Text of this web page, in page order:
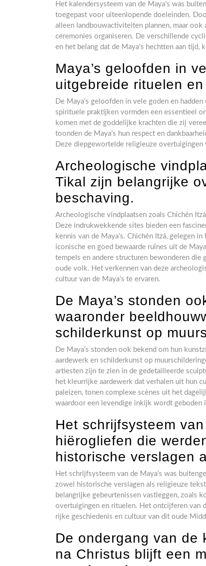
Het kalendersysteem van de Maya’s was
toegepast voor uiteenlopende doeleinden.
alleen landbouwactiviteiten plannen, maar
ceremonies organiseren. De verschillende
en het belang dat de Maya’s hechtten aan
Maya’s geloofden in
uitgebreide rituelen
De Maya’s geloofden in vele goden en
spirituele praktijken vormden een essentieel
komen met de goddelijke krachten die zij
toonden de Maya’s hun respect en
Deze diepgewortelde religieuze
Archeologische
Tikal zijn belangrijke
beschaving.
Archeologische vindplaatsen zoals Chichén
Deze indrukwekkende sites bieden een
kennis van de Maya’s. Chichén Itzá, gelegen
iconische en goed bewaarde ruïnes uit de
tempels en andere structuren bewonderen die
oude volk. Het verkennen van deze
cultuur van de Maya’s te ervaren.
De Maya’s stonden
waaronder
schilderkunst op
De Maya’s stonden ook bekend om hun
aardewerk en schilderkunst op
artiesten zijn te zien in de gedetailleerde
het kleurrijke aardewerk dat verhalen uit hun
paleizen, tonen complexe scènes uit het
waardoor een levendige inkijk wordt geboden
Het schrijfsysteem
hiërogliefen die
historische verslagen
Het schrijfsysteem van de Maya’s was
zowel historische verslagen als religieuze
belangrijke gebeurtenissen vastleggen, zoals
overtuigingen en rituelen. Het ontcijferen van
rijke geschiedenis en cultuur van dit oude
De ondergang van de
na Christus blijft een